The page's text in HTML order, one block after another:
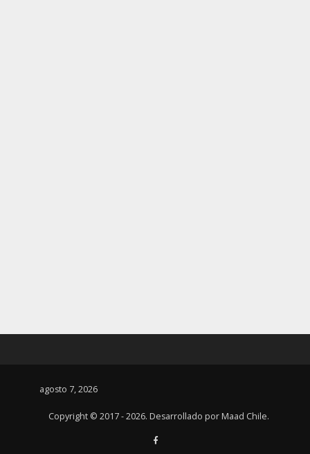
agosto 7, 2026
Copyright © 2017 - 2026. Desarrollado por Maad Chile.